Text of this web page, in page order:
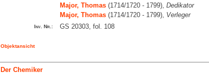
Major, Thomas(1714/1720 - 1799), Dedikator
Major, Thomas(1714/1720 - 1799), Verleger
Inv. Nr.: GS 20303, fol. 108
Objektansicht
Der Chemiker